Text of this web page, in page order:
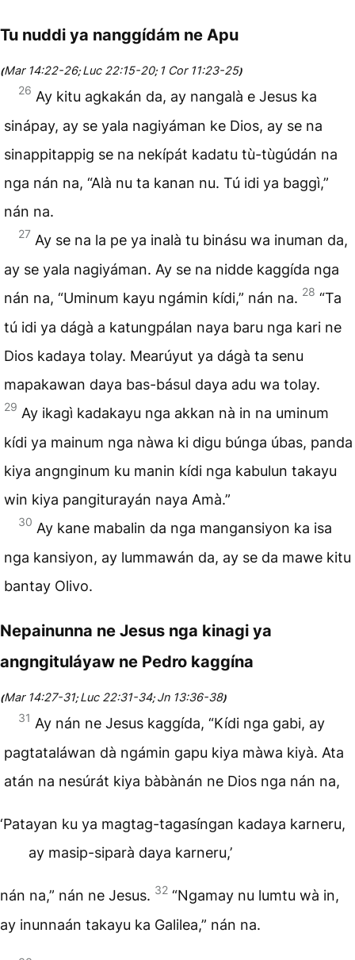
Tu nuddi ya nanggídám ne Apu
(Mar 14:22-26;Luc 22:15-20; 1 Cor 11:23-25)
26 Ay kitu agkakán da, ay nangalà e Jesus ka
sinápay, ay se yala nagiyáman ke Dios, ay se na
sinappitappig se na nekípát kadatu tù-tùgúdán na
nga nán na, “Alà nu ta kanan nu. Tú idi ya baggì,”
nán na.
27 Ay se na la pe ya inalà tu binásu wa inuman da,
ay se yala nagiyáman. Ay se na nidde kaggída nga
nán na, “Uminum kayu ngámin kídi,” nán na. 28 “Ta
tú idi ya dágà a katungpálan naya baru nga kari ne
Dios kadaya tolay. Mearúyut ya dágà ta senu
mapakawan daya bas-básul daya adu wa tolay.
29 Ay ikagì kadakayu nga akkan nà in na uminum
kídi ya mainum nga nàwa ki digu búnga úbas, panda
kiya angnginum ku manin kídi nga kabulun takayu
win kiya pangiturayán naya Amà.”
30 Ay kane mabalin da nga mangansiyon ka isa
nga kansiyon, ay lummawán da, ay se da mawe kitu
bantay Olivo.
Nepainunna ne Jesus nga kinagi ya
angngituláyaw ne Pedro kaggína
(Mar 14:27-31;Luc 22:31-34;Jn 13:36-38)
31 Ay nán ne Jesus kaggída, “Kídi nga gabi, ay
pagtataláwan dà ngámin gapu kiya màwa kiyà. Ata
atán na nesúrát kiya bàbànán ne Dios nga nán na,
‘Patayan ku ya magtag-tagasíngan kadaya karneru,
ay masip-siparà daya karneru,’
nán na,” nán ne Jesus. 32 “Ngamay nu lumtu wà in,
ay inunnaán takayu ka Galilea,” nán na.